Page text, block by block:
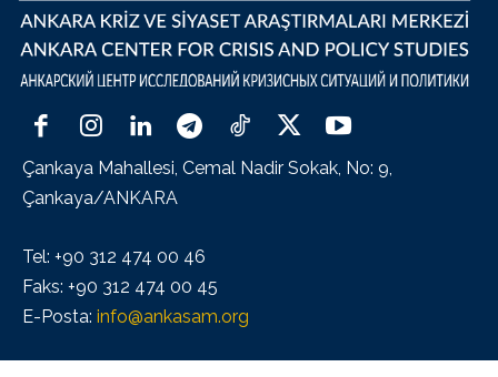
Çankaya Mahallesi, Cemal Nadir Sokak, No: 9,
Çankaya/ANKARA
Tel: +90 312 474 00 46
Faks: +90 312 474 00 45
E-Posta: info@ankasam.org